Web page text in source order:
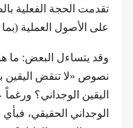
تقدمت الحجة الفعلية
على الأصول العملية
وقد يتساءل البعض: ما
نصوص «لا تنقض اليقين
اليقين الوجداني؟
الوجداني الحقيقي،